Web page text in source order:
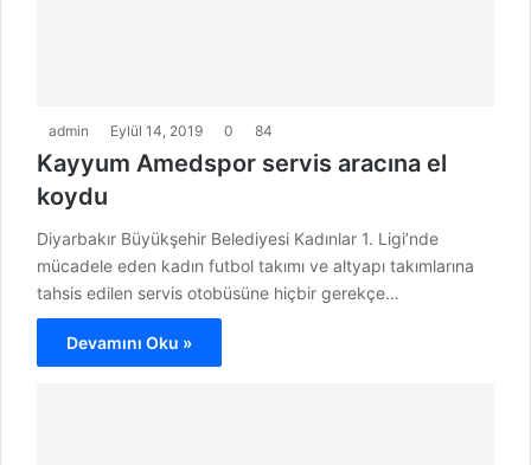
admin Eylül 14, 2019 0 84
Kayyum Amedspor servis aracına el
koydu
Diyarbakır Büyükşehir Belediyesi Kadınlar 1. Ligi’nde
mücadele eden kadın futbol takımı ve altyapı takımlarına
tahsis edilen servis otobüsüne hiçbir gerekçe…
Devamını Oku »